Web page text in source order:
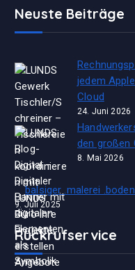
Neuste Beiträge
jedem
Cloud
24. Juni 2026
den großen
8. Mai 2026
balsiger .malerei
9. Juli 2025
Rückrufservice